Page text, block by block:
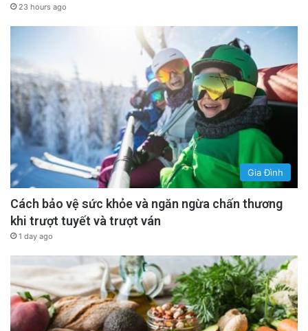
23 hours ago
Gia Đình
Cách bảo vệ sức khỏe và ngăn ngừa chấn thương
khi trượt tuyết và trượt ván
1 day ago